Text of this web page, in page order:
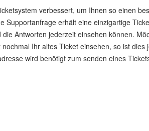
verbessert, um Ihnen so einen
Supportanfrage erhält eine einzigartige
die Antworten jederzeit einsehen können.
Ihr altes Ticket einsehen, so ist dies
wird benötigt zum senden eines